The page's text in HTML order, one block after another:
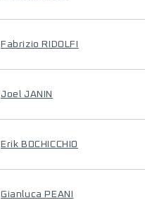
Fabrizio RIDOLFI
Joel JANIN
Erik BOCHICCHIO
Gianluca PEANI